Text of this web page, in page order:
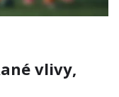
vlivy,